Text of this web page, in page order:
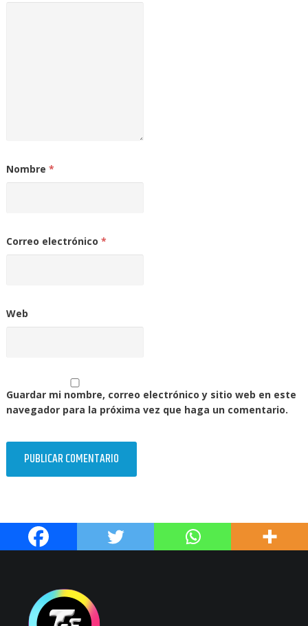
Nombre *
Correo electrónico *
Web
Guardar mi nombre, correo electrónico y sitio web en este
navegador para la próxima vez que haga un comentario.